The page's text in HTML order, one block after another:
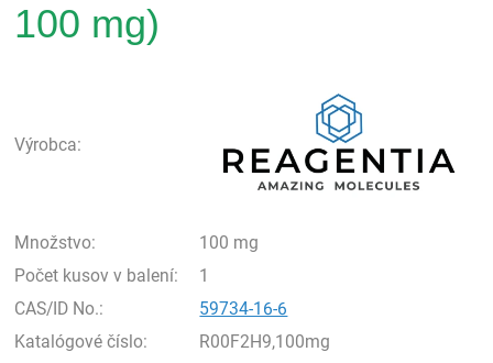
100 mg)
Výrobca:
Množstvo:
100 mg
Počet kusov v balení:
1
CAS/ID No.:
59734-16-6
Katalógové číslo:
R00F2H9,100mg